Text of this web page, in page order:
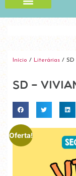
Início / Literárias / SD
SD –
Oferta!